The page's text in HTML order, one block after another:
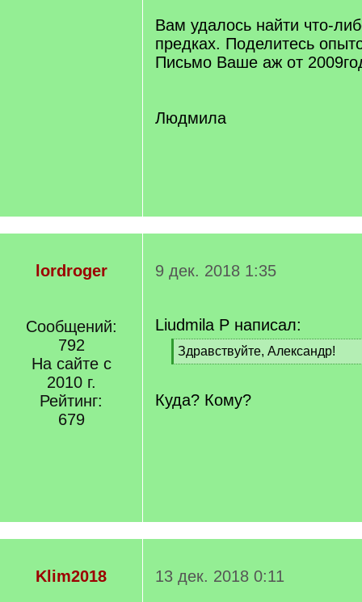
Вам удалось найти что-
предках. Поделитесь
Письмо Ваше аж от
Людмила
lordroger
Сообщений:
792
На сайте с
2010 г.
Рейтинг:
679
9 дек. 2018 1:35
Liudmila P написал:
[
q
Здравствуйте, Александр!
[
q
]
Куда? Кому?
Klim2018
13 дек. 2018 0:11